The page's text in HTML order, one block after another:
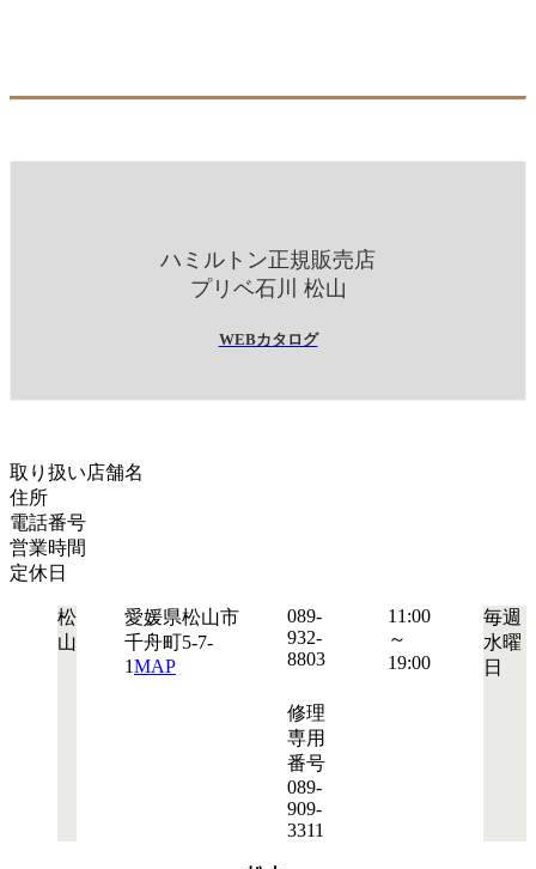
ハミルトン正規販売店
プリベ石川 松山
WEBカタログ
取り扱い店舗名
住所
電話番号
営業時間
定休日
松
山
愛媛県松山市
千舟町5-7-
1MAP
089-
932-
8803
修理
専用
番号
089-
909-
3311
11:00
～
19:00
毎週
水曜
日